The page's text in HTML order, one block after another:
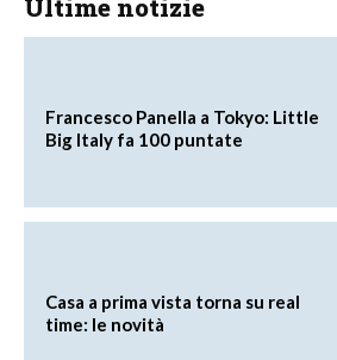
Ultime notizie
Francesco Panella a Tokyo: Little
Big Italy fa 100 puntate
Casa a prima vista torna su real
time: le novità